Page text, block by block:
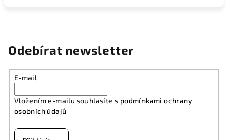
Odebírat newsletter
E-mail
Vložením e-mailu souhlasíte s podmínkami ochrany
osobních údajů